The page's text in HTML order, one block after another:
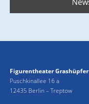
Figurentheater Grashüpfer
Puschkinallee 16 a
12435 Berlin – Treptow